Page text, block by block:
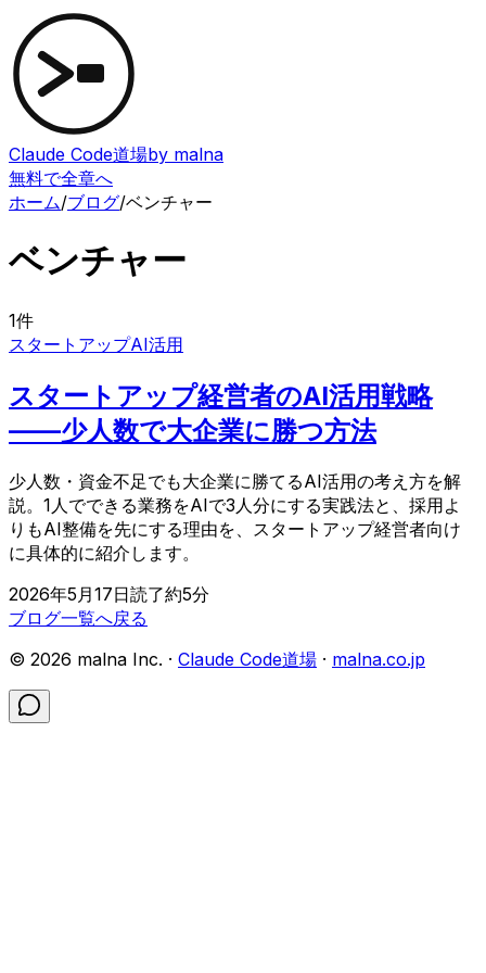
Claude Code道場by malna
無料で全章へ
ホーム/ブログ/ベンチャー
ベンチャー
1件
スタートアップAI活用
スタートアップ経営者のAI活用戦略
——少人数で大企業に勝つ方法
少人数・資金不足でも大企業に勝てるAI活用の考え方を解
説。1人でできる業務をAIで3人分にする実践法と、採用よ
りもAI整備を先にする理由を、スタートアップ経営者向け
に具体的に紹介します。
2026年5月17日読了約5分
ブログ一覧へ戻る
© 2026 malna Inc. · Claude Code道場 · malna.co.jp